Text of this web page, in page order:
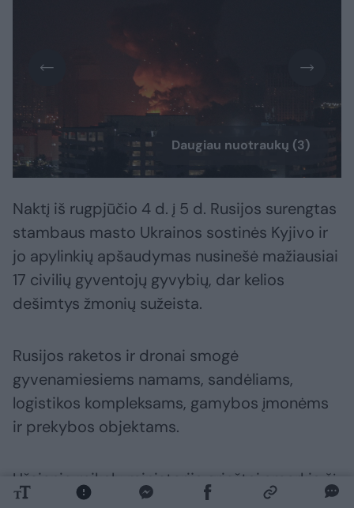
Daugiau nuotraukų (3)
Naktį iš rugpjūčio 4 d. į 5 d. Rusijos surengtas
stambaus masto Ukrainos sostinės Kyjivo ir
jo apylinkių apšaudymas nusinešė mažiausiai
17 civilių gyventojų gyvybių, dar kelios
dešimtys žmonių sužeista.
Rusijos raketos ir dronai smogė
gyvenamiesiems namams, sandėliams,
logistikos kompleksams, gamybos įmonėms
ir prekybos objektams.
Užsienio reikalų ministerija griežtai smerkia šį
Rusijos įvykdytą išpuolį, per kurį, be kita ko,